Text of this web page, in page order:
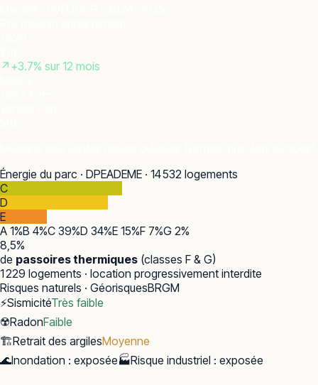
↗ +3.7% sur 12 mois
Énergie du parc · DPEADEME · 14 532 logements
C
D
E
A 1%B 4%C 39%D 34%E 15%F 7%G 2%
8,5%
de passoires thermiques (classes F & G)
1 229 logements · location progressivement interdite
Risques naturels · GéorisquesBRGM
⚡SismicitéTrès faible
☢️RadonFaible
🏗️Retrait des argilesMoyenne
🌊Inondation : exposée🏭Risque industriel : exposée